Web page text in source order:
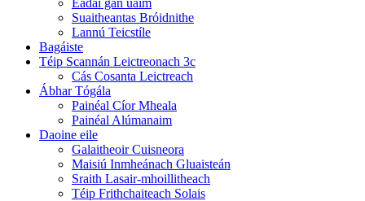
Suaitheantas Bróidnithe
Lannú Teicstíle
Bagáiste
Téip Scannán Leictreonach 3c
Cás Cosanta Leictreach
Ábhar Tógála
Painéal Cíor Mheala
Painéal Alúmanaim
Daoine eile
Galaitheoir Cuisneora
Maisiú Inmheánach Gluaisteán
Sraith Lasair-mhoillitheach
Téip Frithchaiteach Solais